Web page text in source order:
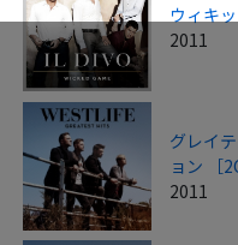
ウィキ
2011
グレイ
ョン ［
2011